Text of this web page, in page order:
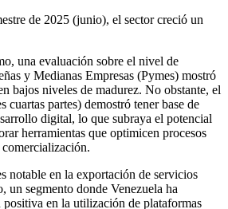
de 2025 (junio), el sector creció un
una evaluación sobre el nivel de
y Medianas Empresas (Pymes) mostró
bajos niveles de madurez. No obstante, el
cuartas partes) demostró tener base de
digital, lo que subraya el potencial
herramientas que optimicen procesos
notable en la exportación de servicios
un segmento donde Venezuela ha
en la utilización de plataformas